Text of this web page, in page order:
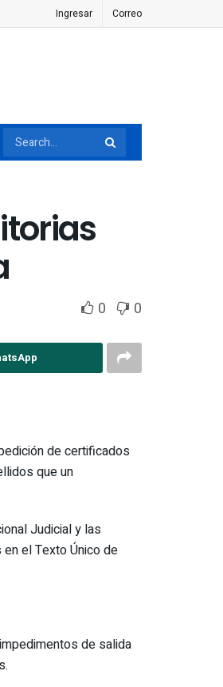
Ingresar Correo
0 0
de certificados
que un
Judicial y las
el Texto Único de
de salida